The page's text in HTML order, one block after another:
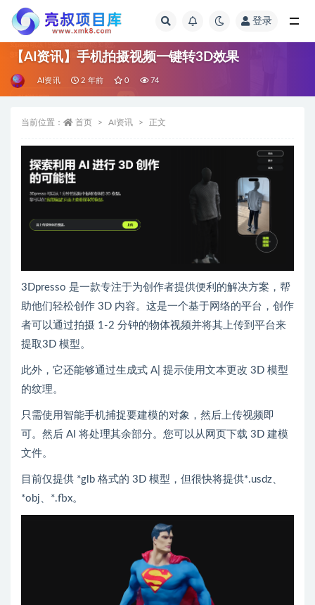
登录
【AI资讯】手机拍摄视频一键转3D效果
AI资讯 2 年前 0 74
当前位置： 首页 AI资讯 正文
3Dpresso 是一款专注于为创作者提供便利的解决方案，帮
助他们轻松创作 3D 内容。这是一个基于网络的平台，创作
者可以通过拍摄 1-2 分钟的物体视频并将其上传到平台来
提取3D 模型。
此外，它还能够通过生成式 A| 提示使用文本更改 3D 模型
的纹理。
只需使用智能手机捕捉要建模的对象，然后上传视频即
可。然后 AI 将处理其余部分。您可以从网页下载 3D 建模
文件。
目前仅提供 *glb 格式的 3D 模型，但很快将提供*.usdz、
*obj、*.fbx。